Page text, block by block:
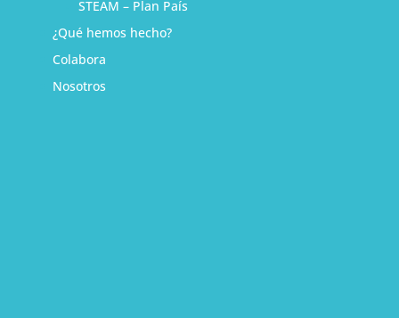
STEAM – Plan País
¿Qué hemos hecho?
Colabora
Nosotros